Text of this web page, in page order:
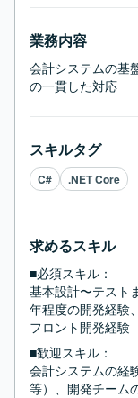
業務内容
会計システムの基
の一貫した対応
スキルタグ
C# .NET Core
求めるスキル
■必須スキル：
基本設計〜テスト
年程度の開発経験
フロント開発経験
■歓迎スキル：
会計システムの経
等）、開発チーム